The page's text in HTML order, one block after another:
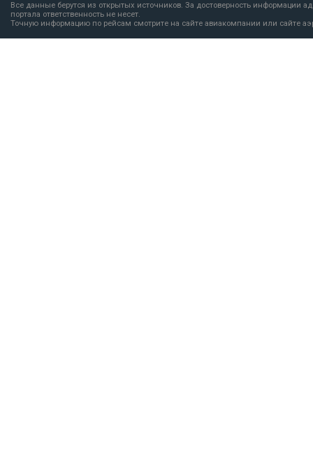
Все данные берутся из открытых источников. За достоверность информации
портала ответственность не несет.
Точную информацию по рейсам смотрите на сайте авиакомпании или сайте